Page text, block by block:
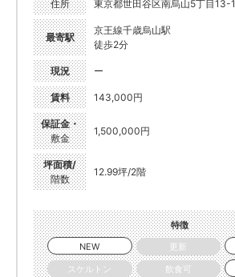
住所 東京都世田谷区南烏山5丁目13-1
最寄駅
京王線千歳烏山駅
徒歩2分
現況 ー
賃料 143,000円
保証金・
敷金
1,500,000円
坪面積/
階数
12.99坪/2階
特徴
NEW
更新
スケルトン
飲食可